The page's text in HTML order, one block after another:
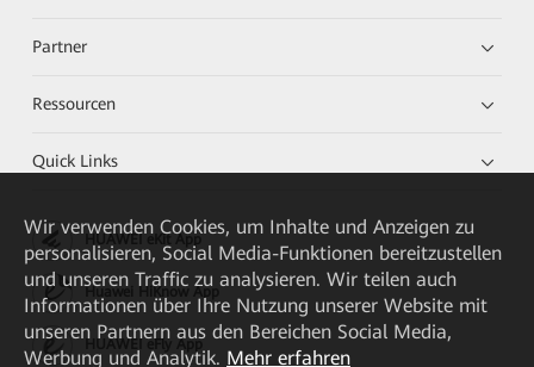
Partner
Ressourcen
Quick Links
HUAWEI eKit App
Huawei HiKnow App
HUAWEI eFly App
Wir verwenden Cookies, um Inhalte und Anzeigen zu
personalisieren, Social Media-Funktionen bereitzustellen
und unseren Traffic zu analysieren. Wir teilen auch
Informationen über Ihre Nutzung unserer Website mit
unseren Partnern aus den Bereichen Social Media,
Werbung und Analytik. Mehr erfahren